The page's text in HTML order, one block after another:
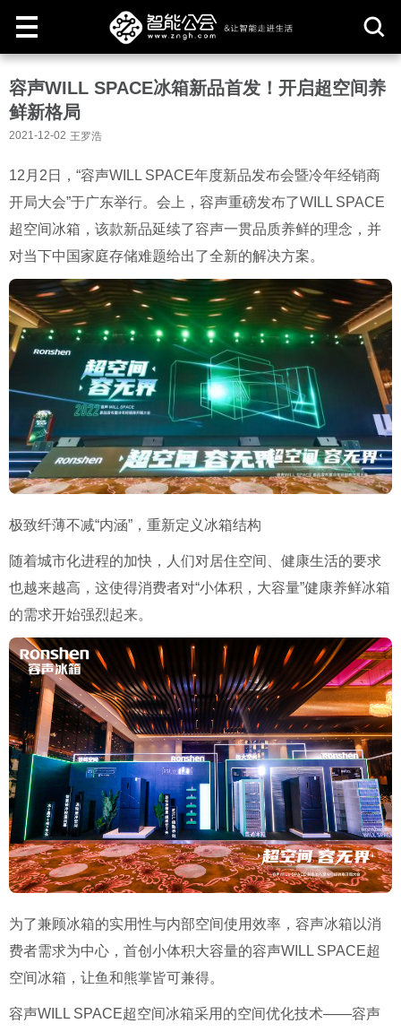
取
容声WILL SPACE冰箱新品首发！开启超空间养
鲜新格局
2021-12-02 王罗浩
12月2日，“容声WILL SPACE年度新品发布会暨冷年经销商
开局大会”于广东举行。会上，容声重磅发布了WILL SPACE
超空间冰箱，该款新品延续了容声一贯品质养鲜的理念，并
对当下中国家庭存储难题给出了全新的解决方案。
极致纤薄不减“内涵”，重新定义冰箱结构
随着城市化进程的加快，人们对居住空间、健康生活的要求
也越来越高，这使得消费者对“小体积，大容量”健康养鲜冰箱
的需求开始强烈起来。
为了兼顾冰箱的实用性与内部空间使用效率，容声冰箱以消
费者需求为中心，首创小体积大容量的容声WILL SPACE超
空间冰箱，让鱼和熊掌皆可兼得。
容声WILL SPACE超空间冰箱采用的空间优化技术——容声